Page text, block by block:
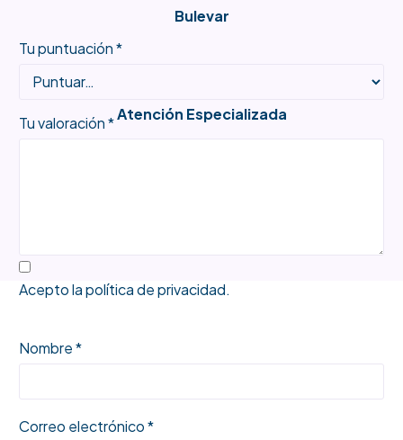
Bulevar
Atención Especializada
Tu puntuación*
Tu valoración*
Acepto lapolítica de privacidad.
Nombre *
Correo electrónico *